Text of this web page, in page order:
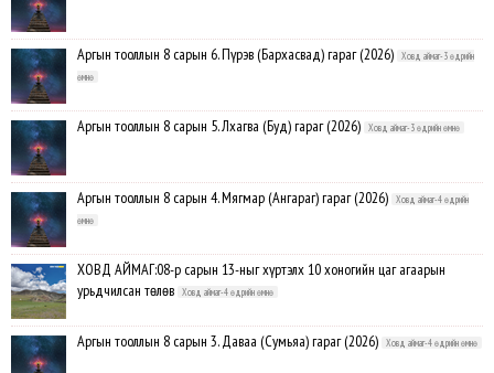
Аргын тооллын 8 сарын 6. Пүрэв (Бархасвад) гараг (2026)
Ховд аймаг-3 өдрийн
өмнө
Аргын тооллын 8 сарын 5. Лхагва (Буд) гараг (2026) Ховд аймаг-3 өдрийн өмнө
Аргын тооллын 8 сарын 4. Мягмар (Ангараг) гараг (2026)
Ховд аймаг-4 өдрийн
өмнө
ХОВД АЙМАГ:08-р сарын 13-ныг хүртэлх 10 хоногийн цаг агаарын
урьдчилсан төлөв
Ховд аймаг-4 өдрийн өмнө
Аргын тооллын 8 сарын 3. Даваа (Сумьяа) гараг (2026) Ховд аймаг-4 өдрийн өмнө